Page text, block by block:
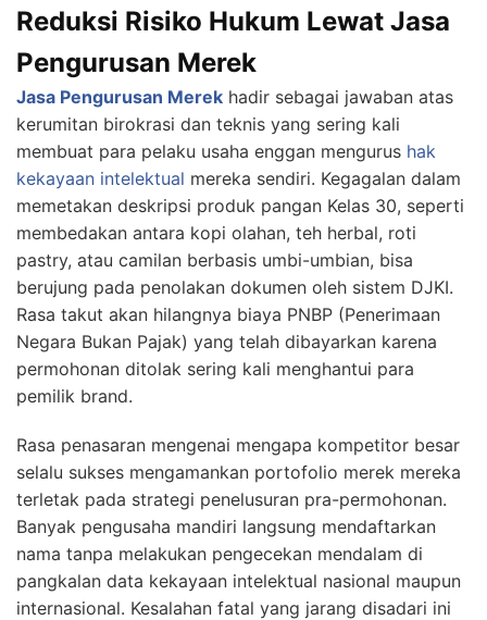
Reduksi Risiko Hukum Lewat Jasa
Pengurusan Merek
Jasa Pengurusan Merek hadir sebagai jawaban atas
kerumitan birokrasi dan teknis yang sering kali
membuat para pelaku usaha enggan mengurus hak
kekayaan intelektual mereka sendiri. Kegagalan dalam
memetakan deskripsi produk pangan Kelas 30, seperti
membedakan antara kopi olahan, teh herbal, roti
pastry, atau camilan berbasis umbi-umbian, bisa
berujung pada penolakan dokumen oleh sistem DJKI.
Rasa takut akan hilangnya biaya PNBP (Penerimaan
Negara Bukan Pajak) yang telah dibayarkan karena
permohonan ditolak sering kali menghantui para
pemilik brand.
Rasa penasaran mengenai mengapa kompetitor besar
selalu sukses mengamankan portofolio merek mereka
terletak pada strategi penelusuran pra-permohonan.
Banyak pengusaha mandiri langsung mendaftarkan
nama tanpa melakukan pengecekan mendalam di
pangkalan data kekayaan intelektual nasional maupun
internasional. Kesalahan fatal yang jarang disadari ini